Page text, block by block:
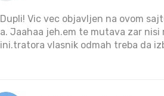
Dupli! Vic vec objavljen na ovom
a. Jaahaa jeh.em te mutava zar nisi
ini.tratora vlasnik odmah treba da